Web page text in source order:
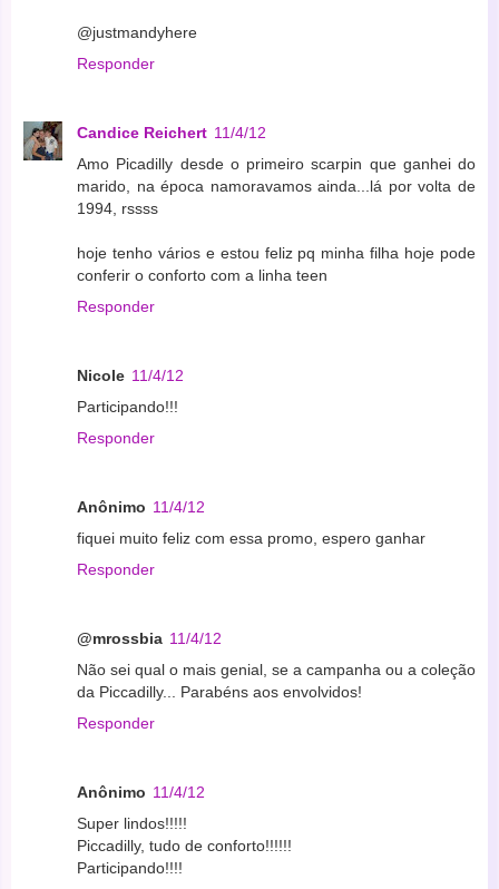
@justmandyhere
Responder
Candice Reichert 11/4/12
Amo Picadilly desde o primeiro scarpin que ganhei do
marido, na época namoravamos ainda...lá por volta de
1994, rssss
hoje tenho vários e estou feliz pq minha filha hoje pode
conferir o conforto com a linha teen
Responder
Nicole 11/4/12
Participando!!!
Responder
Anônimo 11/4/12
fiquei muito feliz com essa promo, espero ganhar
Responder
@mrossbia 11/4/12
Não sei qual o mais genial, se a campanha ou a coleção
da Piccadilly... Parabéns aos envolvidos!
Responder
Anônimo 11/4/12
Super lindos!!!!!
Piccadilly, tudo de conforto!!!!!!
Participando!!!!